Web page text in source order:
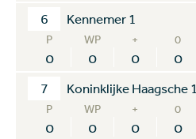
6 Kennemer 1
P WP + 0
0 0 0 0
7 Koninklijke Haagsche 1
P WP + 0
0 0 0 0